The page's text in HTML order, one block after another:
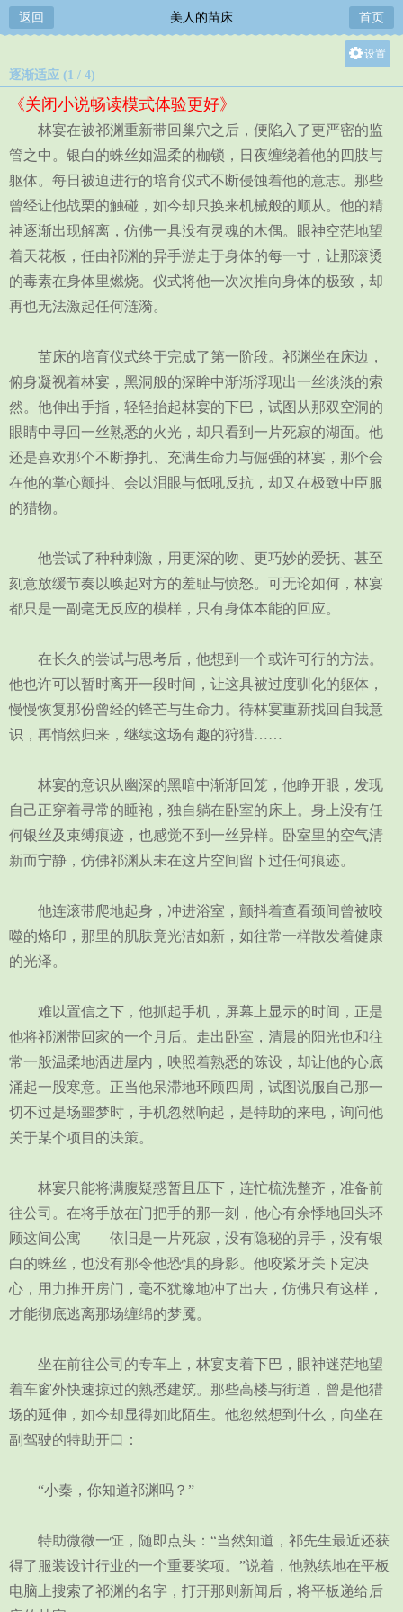
返回 美人的苗床 首页
设置
中
小
逐渐适应 (1 / 4)
《关闭小说畅读模式体验更好》
林宴在被祁渊重新带回巢穴之后，便陷入了更严密的监
管之中。银白的蛛丝如温柔的枷锁，日夜缠绕着他的四肢与
躯体。每日被迫进行的培育仪式不断侵蚀着他的意志。那些
曾经让他战栗的触碰，如今却只换来机械般的顺从。他的精
神逐渐出现解离，仿佛一具没有灵魂的木偶。眼神空茫地望
着天花板，任由祁渊的异手游走于身体的每一寸，让那滚烫
的毒素在身体里燃烧。仪式将他一次次推向身体的极致，却
再也无法激起任何涟漪。
苗床的培育仪式终于完成了第一阶段。祁渊坐在床边，
俯身凝视着林宴，黑洞般的深眸中渐渐浮现出一丝淡淡的索
然。他伸出手指，轻轻抬起林宴的下巴，试图从那双空洞的
眼睛中寻回一丝熟悉的火光，却只看到一片死寂的湖面。他
还是喜欢那个不断挣扎、充满生命力与倔强的林宴，那个会
在他的掌心颤抖、会以泪眼与低吼反抗，却又在极致中臣服
的猎物。
他尝试了种种刺激，用更深的吻、更巧妙的爱抚、甚至
刻意放缓节奏以唤起对方的羞耻与愤怒。可无论如何，林宴
都只是一副毫无反应的模样，只有身体本能的回应。
在长久的尝试与思考后，他想到一个或许可行的方法。
他也许可以暂时离开一段时间，让这具被过度驯化的躯体，
慢慢恢复那份曾经的锋芒与生命力。待林宴重新找回自我意
识，再悄然归来，继续这场有趣的狩猎……
林宴的意识从幽深的黑暗中渐渐回笼，他睁开眼，发现
自己正穿着寻常的睡袍，独自躺在卧室的床上。身上没有任
何银丝及束缚痕迹，也感觉不到一丝异样。卧室里的空气清
新而宁静，仿佛祁渊从未在这片空间留下过任何痕迹。
他连滚带爬地起身，冲进浴室，颤抖着查看颈间曾被咬
噬的烙印，那里的肌肤竟光洁如新，如往常一样散发着健康
的光泽。
难以置信之下，他抓起手机，屏幕上显示的时间，正是
他将祁渊带回家的一个月后。走出卧室，清晨的阳光也和往
常一般温柔地洒进屋内，映照着熟悉的陈设，却让他的心底
涌起一股寒意。正当他呆滞地环顾四周，试图说服自己那一
切不过是场噩梦时，手机忽然响起，是特助的来电，询问他
关于某个项目的决策。
林宴只能将满腹疑惑暂且压下，连忙梳洗整齐，准备前
往公司。在将手放在门把手的那一刻，他心有余悸地回头环
顾这间公寓——依旧是一片死寂，没有隐秘的异手，没有银
白的蛛丝，也没有那令他恐惧的身影。他咬紧牙关下定决
心，用力推开房门，毫不犹豫地冲了出去，仿佛只有这样，
才能彻底逃离那场缠绵的梦魇。
坐在前往公司的专车上，林宴支着下巴，眼神迷茫地望
着车窗外快速掠过的熟悉建筑。那些高楼与街道，曾是他猎
场的延伸，如今却显得如此陌生。他忽然想到什么，向坐在
副驾驶的特助开口：
“小秦，你知道祁渊吗？”
特助微微一怔，随即点头：“当然知道，祁先生最近还获
得了服装设计行业的一个重要奖项。”说着，他熟练地在平板
电脑上搜索了祁渊的名字，打开那则新闻后，将平板递给后